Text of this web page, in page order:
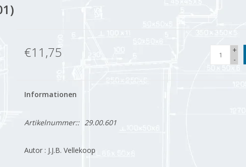
€11,75
+
-
Informationen
Artikelnummer:: 29.00.601
Autor : J.J.B. Vellekoop